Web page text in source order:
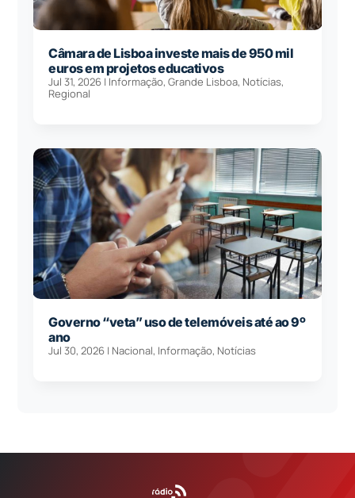
Câmara de Lisboa investe mais de 950 mil
euros em projetos educativos
Jul 31, 2026 | Informação,Grande Lisboa, Notícias,
Regional
Governo “veta” uso de telemóveis até ao 9º
ano
Jul 30, 2026 | Nacional, Informação, Notícias